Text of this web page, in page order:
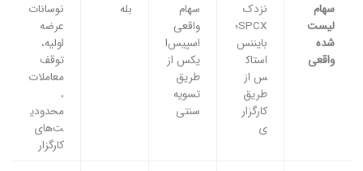
سهام
لیست‌
شده
واقعی
نزدک
SPCX؛
بایننس
استاک
س از
طریق
کارگزار
ی
سهام
واقعی
اسپیس‌ا
یکس از
طریق
تسویه
سنتی
بله
نوسانات
عرضه
اولیه،
توقف
معاملات
،
محدودی
ت‌های
کارگزار